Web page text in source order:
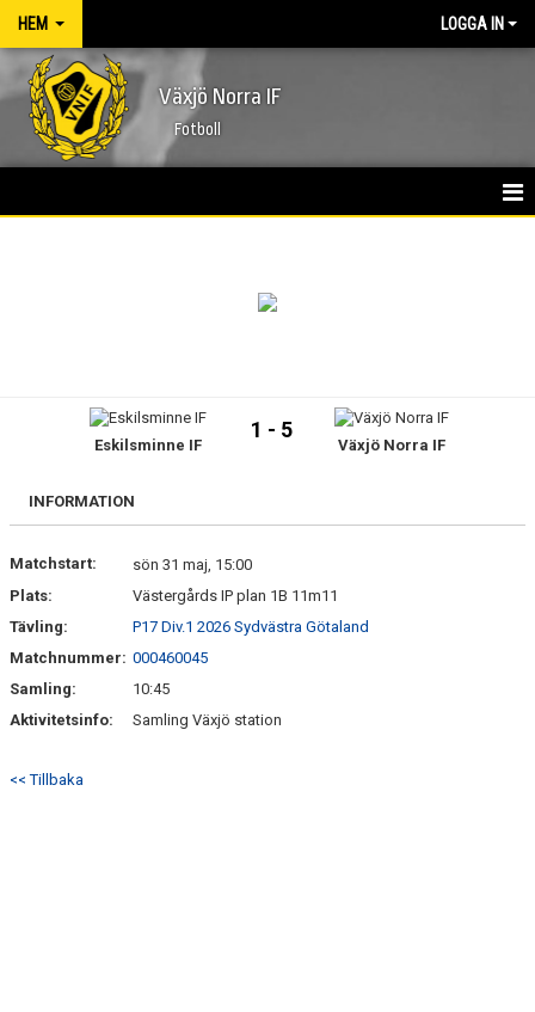
HEM LOGGA IN
Växjö Norra IF
Fotboll
MATCHER
MEDLEM
DOKUMENT
FÖLJ OSS PÅ FACEBOOK
Eskilsminne IF
1 - 5
Växjö Norra IF
INFORMATION
Matchstart:
sön 31 maj, 15:00
Plats:
Västergårds IP plan 1B 11m11
Tävling:
P17 Div.1 2026 Sydvästra Götaland
Matchnummer: 000460045
Samling:
10:45
Aktivitetsinfo:
Samling Växjö station
<< Tillbaka